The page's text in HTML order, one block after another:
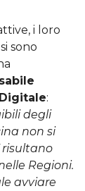
i loro
sono
:
degli
non si
risultano
Regioni.
avviare